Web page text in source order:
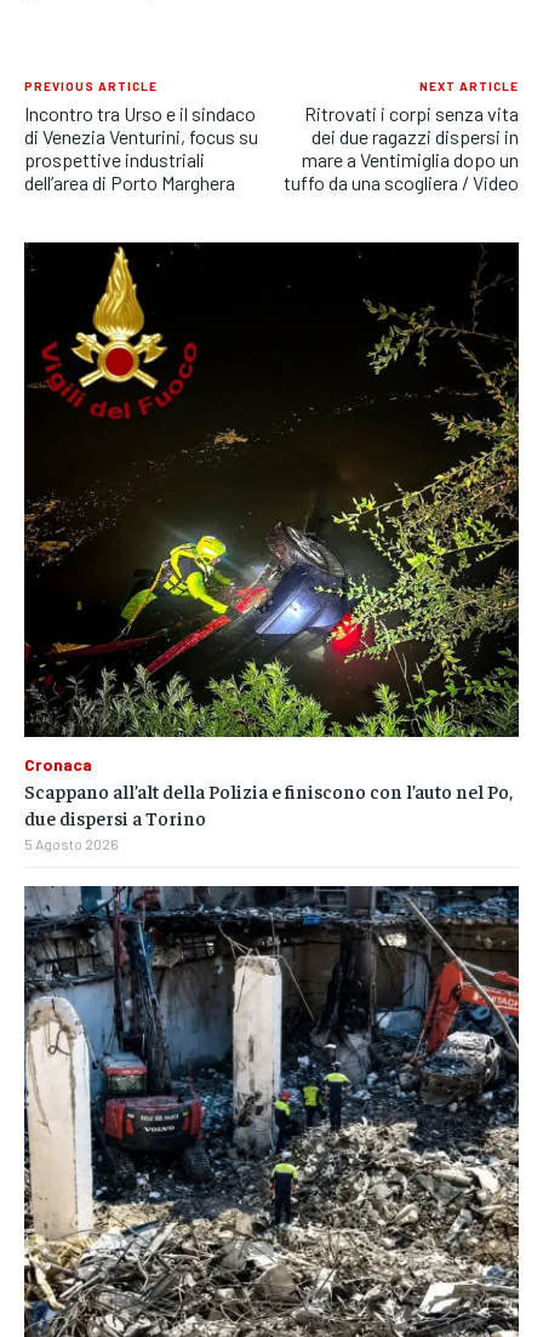
PREVIOUS ARTICLE
Incontro tra Urso e il sindaco
di Venezia Venturini, focus su
prospettive industriali
dell’area di Porto Marghera
NEXT ARTICLE
Ritrovati i corpi senza vita
dei due ragazzi dispersi in
mare a Ventimiglia dopo un
tuffo da una scogliera / Video
Cronaca
Scappano all’alt della Polizia e finiscono con l’auto nel Po,
due dispersi a Torino
5 Agosto 2026